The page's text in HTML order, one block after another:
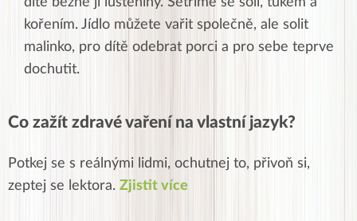
kořením. Jídlo můžete vařit společně, ale solit
malinko, pro dítě odebrat porci a pro sebe teprve
dochutit.
Co zažít zdravé vaření na vlastní jazyk?
Potkej se s reálnými lidmi, ochutnej to, přivoň si,
zeptej se lektora. Zjistit více